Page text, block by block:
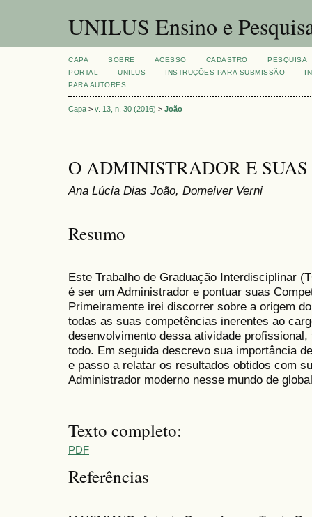
UNILUS Ensino e
CAPA SOBRE ACESSO CADASTRO
PESQUISA
PORTAL
UNILUS INSTRUÇÕES PARA SUBMISSÃO
PARA AUTORES
Capa > v. 13, n. 30 (2016) > João
O ADMINISTRADOR E
Ana Lúcia Dias João, Domeiver Verni
Resumo
Este Trabalho de Graduação Interdisciplinar
é ser um Administrador e pontuar suas
Primeiramente irei discorrer sobre a origem
todas as suas competências inerentes ao
desenvolvimento dessa atividade
todo. Em seguida descrevo sua importância
e passo a relatar os resultados obtidos com
Administrador moderno nesse mundo de
Texto completo:
PDF
Referências